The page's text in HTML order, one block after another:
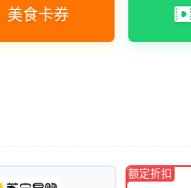
美食卡券
额定折扣